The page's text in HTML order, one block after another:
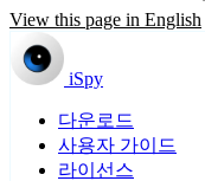
View this page in English
iSpy
다운로드
사용자 가이드
라이선스